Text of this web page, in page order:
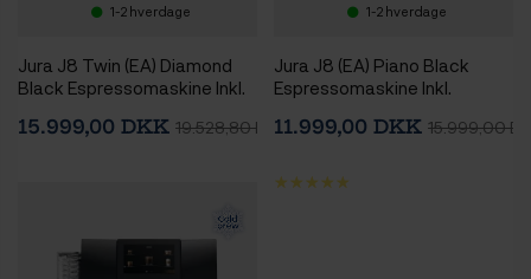
1-2 hverdage
Jura J8 Twin (EA) Diamond
Black Espressomaskine Inkl.
Rigtig Kaffe
15.999,00 DKK 19.528,80 DKK
1-2 hverdage
Jura J8 (EA) Piano Black
Espressomaskine Inkl.
11.999,00 DKK 15.999,00